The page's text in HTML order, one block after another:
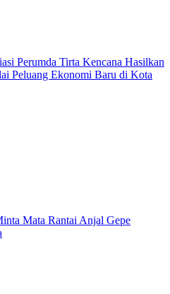
Perumda Tirta Kencana Hasilkan
Peluang Ekonomi Baru di Kota
Mata Rantai Anjal Gepe